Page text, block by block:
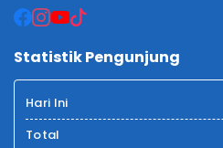
Statistik Pengunjung
Hari Ini
Total